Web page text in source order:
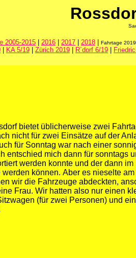
2005-2015 2016 2017 2018 Fahrtage
KA 5/19 Zürich 2019 R´dorf 6/19
bietet üblicherweise zwei
nicht für zwei Einsätze auf der
für Sonntag war nach einer
entschied mich dann für sonntags
werden konnte und der dann
können. Aber es nieselte
wir die Fahrzeuge abdeckten,
Frau. Wir hatten also nur einen
(für zwei Personen) und